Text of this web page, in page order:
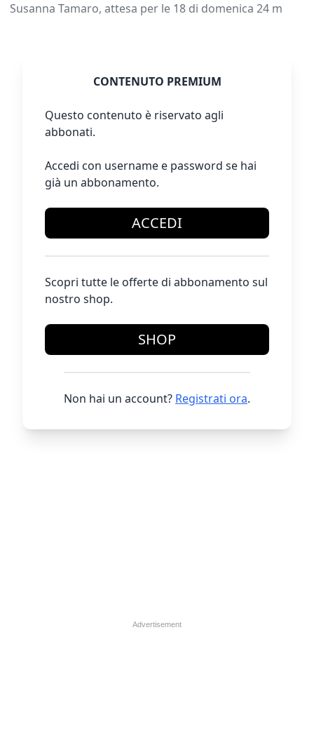
Susanna Tamaro, attesa per le 18 di domenica 24 m
CONTENUTO PREMIUM
Questo contenuto è riservato agli
abbonati.
Accedi con username e password se hai
già un abbonamento.
ACCEDI
Scopri tutte le offerte di abbonamento sul
nostro shop.
SHOP
Non hai un account? Registrati ora.